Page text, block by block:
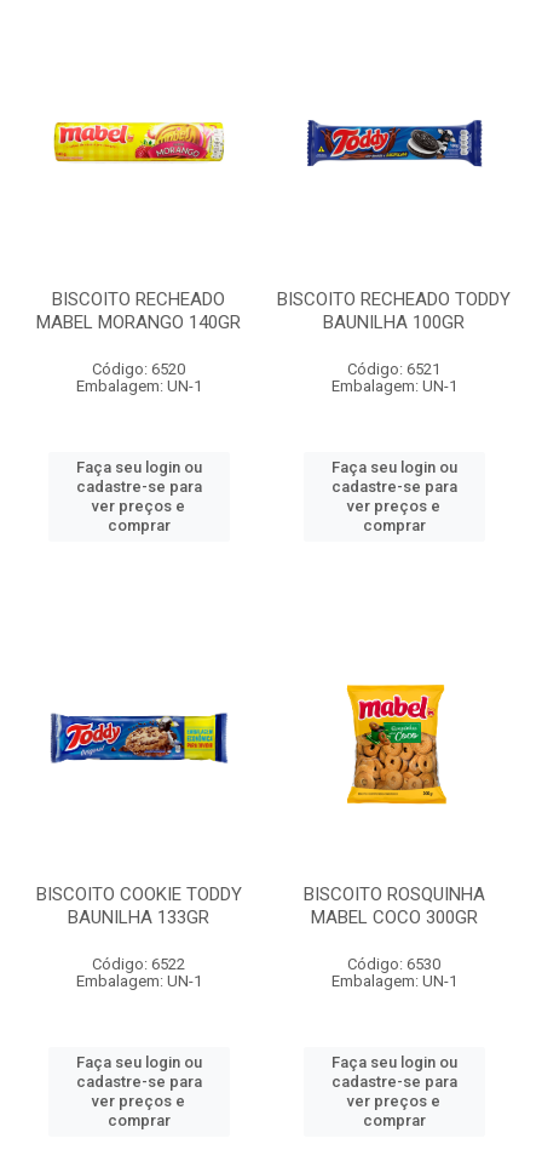
BISCOITO RECHEADO
MABEL MORANGO 140GR
Código: 6520
Embalagem: UN-1
Faça seu login ou
cadastre-se para
ver preços e
comprar
BISCOITO RECHEADO TODDY
BAUNILHA 100GR
Código: 6521
Embalagem: UN-1
Faça seu login ou
cadastre-se para
ver preços e
comprar
BISCOITO COOKIE TODDY
BAUNILHA 133GR
Código: 6522
Embalagem: UN-1
Faça seu login ou
cadastre-se para
ver preços e
comprar
BISCOITO ROSQUINHA
MABEL COCO 300GR
Código: 6530
Embalagem: UN-1
Faça seu login ou
cadastre-se para
ver preços e
comprar